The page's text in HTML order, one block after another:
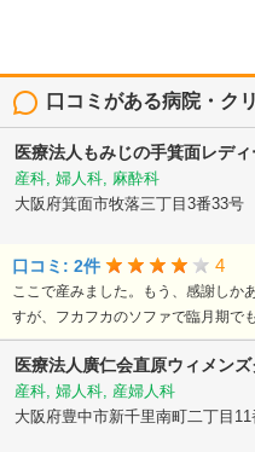
口コミがある病院・ク
医療法人もみじの手箕面レデ
産科, 婦人科, 麻酔科
大阪府箕面市牧落三丁目3番33号
口コミ: 2件 4
ここで産みました。もう、感謝しか
すが、フカフカのソファで臨月期で
医療法人廣仁会直原ウィメンズ
産科, 婦人科, 産婦人科
大阪府豊中市新千里南町二丁目11